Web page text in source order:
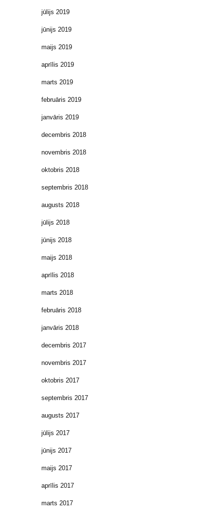
jūlijs 2019
jūnijs 2019
maijs 2019
aprīlis 2019
marts 2019
februāris 2019
janvāris 2019
decembris 2018
novembris 2018
oktobris 2018
septembris 2018
augusts 2018
jūlijs 2018
jūnijs 2018
maijs 2018
aprīlis 2018
marts 2018
februāris 2018
janvāris 2018
decembris 2017
novembris 2017
oktobris 2017
septembris 2017
augusts 2017
jūlijs 2017
jūnijs 2017
maijs 2017
aprīlis 2017
marts 2017